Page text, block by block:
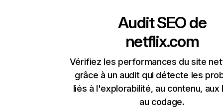
Audit SEO de
netflix.com
Vérifiez les performances du site
grâce à un audit qui détecte les
liés à l'explorabilité, au contenu, aux
au codage.